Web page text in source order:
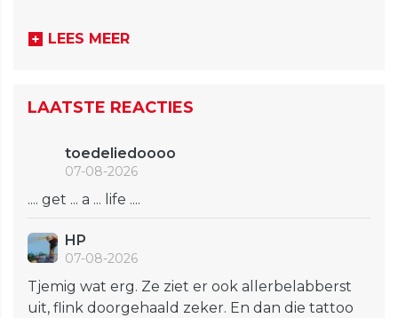
LEES MEER
LAATSTE REACTIES
toedeliedoooo
07-08-2026
.... get ... a ... life ....
HP
07-08-2026
Tjemig wat erg. Ze ziet er ook allerbelabberst
uit, flink doorgehaald zeker. En dan die tattoo